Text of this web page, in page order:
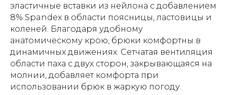
эластичные вставки из нейлона с добавлением
8% Spandex в области поясницы, ластовицы и
коленей. Благодаря удобному
анатомическому крою, брюки комфортны в
динамичных движениях. Сетчатая вентиляция
области паха с двух сторон, закрывающаяся на
молнии, добавляет комфорта при
использовании брюк в жаркую погоду.